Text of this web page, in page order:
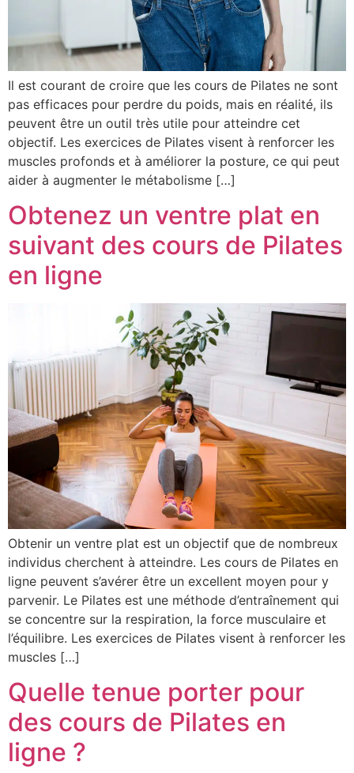
Il est courant de croire que les cours de Pilates ne sont
pas efficaces pour perdre du poids, mais en réalité, ils
peuvent être un outil très utile pour atteindre cet
objectif. Les exercices de Pilates visent à renforcer les
muscles profonds et à améliorer la posture, ce qui peut
aider à augmenter le métabolisme […]
Obtenez un ventre plat en
suivant des cours de Pilates
en ligne
Obtenir un ventre plat est un objectif que de nombreux
individus cherchent à atteindre. Les cours de Pilates en
ligne peuvent s’avérer être un excellent moyen pour y
parvenir. Le Pilates est une méthode d’entraînement qui
se concentre sur la respiration, la force musculaire et
l’équilibre. Les exercices de Pilates visent à renforcer les
muscles […]
Quelle tenue porter pour
des cours de Pilates en
ligne ?